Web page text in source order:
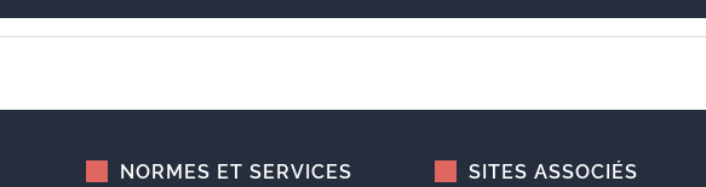
NORMES ET SERVICES SITES ASSOCIÉS